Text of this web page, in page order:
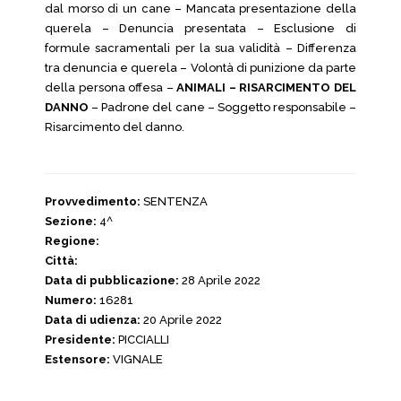
dal morso di un cane – Mancata presentazione della
querela – Denuncia presentata – Esclusione di
formule sacramentali per la sua validità – Differenza
tra denuncia e querela – Volontà di punizione da parte
della persona offesa – ANIMALI – RISARCIMENTO DEL
DANNO – Padrone del cane – Soggetto responsabile –
Risarcimento del danno.
Provvedimento: SENTENZA
Sezione: 4^
Regione:
Città:
Data di pubblicazione: 28 Aprile 2022
Numero: 16281
Data di udienza: 20 Aprile 2022
Presidente: PICCIALLI
Estensore: VIGNALE